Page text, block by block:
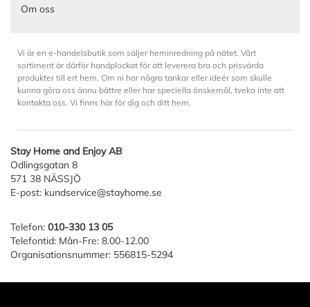
Om oss
Vi är en e-handelsbutik som säljer heminredning på nätet. Vårt
sortiment är därför handplockat för att leverera bra och prisvärda
produkter till ert hem. Om ni har några tankar eller ideér som skulle
kunna göra oss ännu bättre eller har speciella önskemål, tveka inte att
kontakta oss. Vi finns här för dig och ditt hem.
Stay Home and Enjoy AB
Odlingsgatan 8
571 38 NÄSSJÖ
E-post: kundservice@stayhome.se
Telefon: 010-330 13 05
Telefontid: Mån-Fre: 8.00-12.00
Organisationsnummer: 556815-5294